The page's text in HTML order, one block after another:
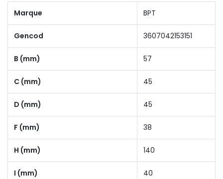
Marque BPT
Gencod 3607042153151
B (mm) 57
C (mm) 45
D (mm) 45
F (mm) 38
H (mm) 140
I (mm) 40